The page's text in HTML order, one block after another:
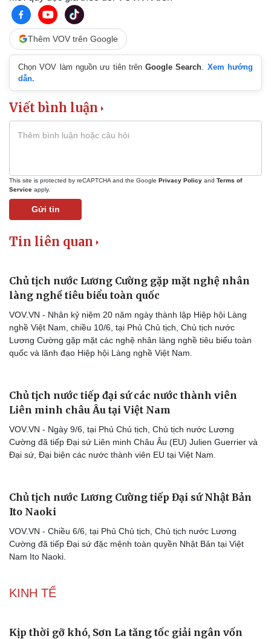
Thông tin doanh nghiệp
Doanh nghiệp 24h
Doanh nhân
Vì cộng đồng
Tin Công nghệ
Trải nghiệm
Chuyển đổi số
Thêm VOV trên Google
Chọn VOV làm nguồn ưu tiên trênGoogle Search
Xem hướng
dẫn.
Viết bình luận
This site is protected by reCAPTCHA and the Google Privacy Policy and Terms of
Service apply.
Gửi tin
Tin liên quan
Chủ tịch nước Lương Cường gặp mặt nghệ nhân
làng nghề tiêu biểu toàn quốc
VOV.VN - Nhân kỷ niệm 20 năm ngày thành lập Hiệp hội Làng
nghề Việt Nam, chiều 10/6, tại Phủ Chủ tịch, Chủ tịch nước
Lương Cường gặp mặt các nghệ nhân làng nghề tiêu biểu toàn
quốc và lãnh đạo Hiệp hội Làng nghề Việt Nam.
Chủ tịch nước tiếp đại sứ các nước thành viên
Liên minh châu Âu tại Việt Nam
VOV.VN - Ngày 9/6, tại Phủ Chủ tịch, Chủ tịch nước Lương
Cường đã tiếp Đại sứ Liên minh Châu Âu (EU) Julien Guerrier và
Đại sứ, Đại biện các nước thành viên EU tại Việt Nam.
Chủ tịch nước Lương Cường tiếp Đại sứ Nhật Bản
Ito Naoki
VOV.VN - Chiều 6/6, tại Phủ Chủ tịch, Chủ tịch nước Lương
Cường đã tiếp Đại sứ đặc mệnh toàn quyền Nhật Bản tại Việt
Nam Ito Naoki.
KINH TẾ
Kịp thời gỡ khó, Sơn La tăng tốc giải ngân vốn